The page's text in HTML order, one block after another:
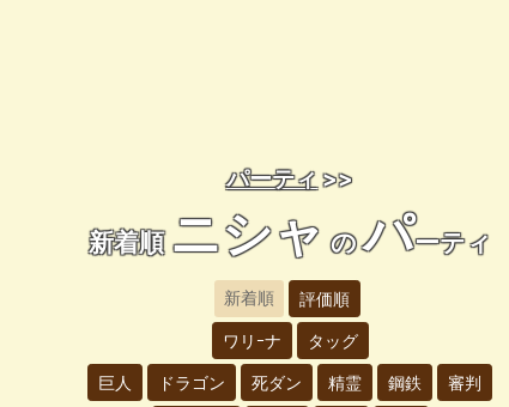
パーティ >>
新着順 ニシャ のパーティ
新着順 評価順
ワリｰナ タッグ
巨人 ドラゴン 死ダン 精霊 鋼鉄 審判